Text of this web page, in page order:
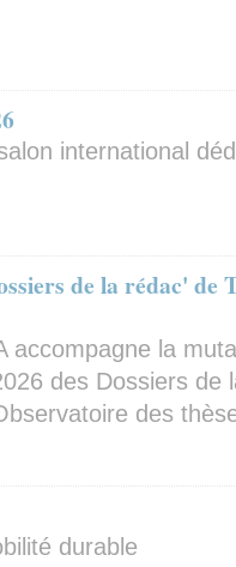
international
de la rédac' de
accompagne la
des Dossiers de
des
durable